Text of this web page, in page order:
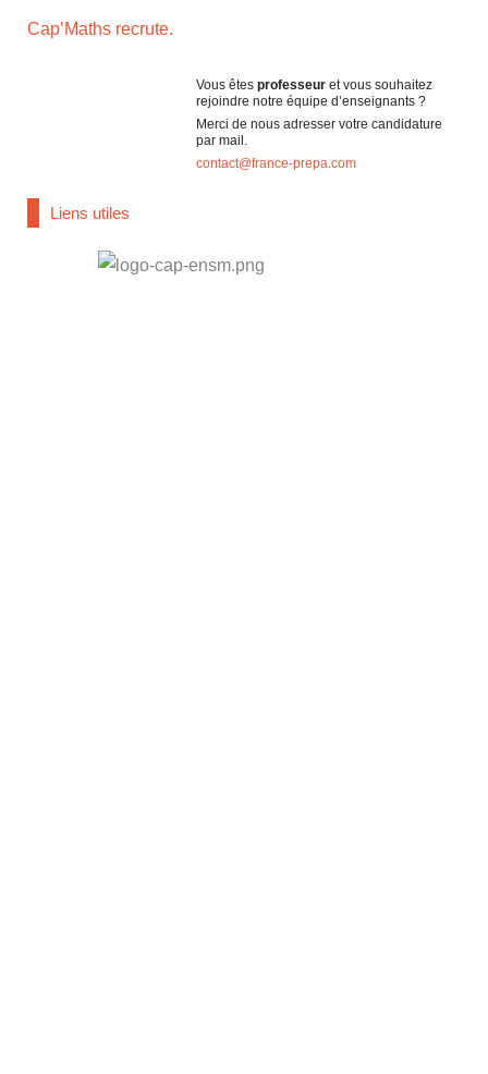
Cap’Maths recrute.
Vous êtesprofesseur et vous souhaitez
rejoindre notre équipe d’enseignants ?
Merci de nous adresser votre candidature
par mail.
contact@france-prepa.com
Liens utiles